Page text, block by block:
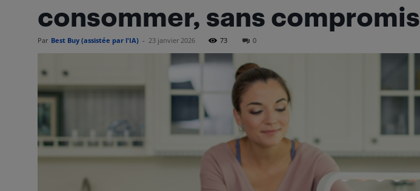
consommer, sans compromis
Par Best Buy (assistée par l'IA) - 23 janvier 2026 73 0